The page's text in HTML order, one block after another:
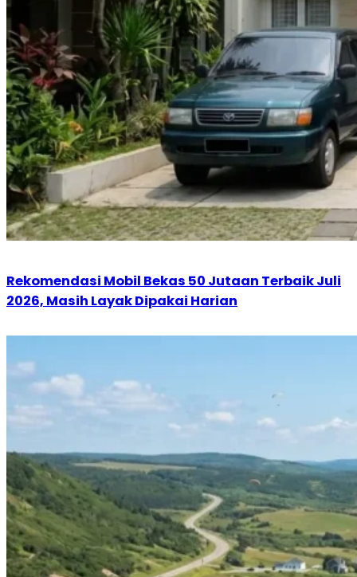
Rekomendasi Mobil Bekas 50 Jutaan Terbaik Juli
2026, Masih Layak Dipakai Harian